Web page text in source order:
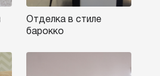
Отделка в стиле
барокко